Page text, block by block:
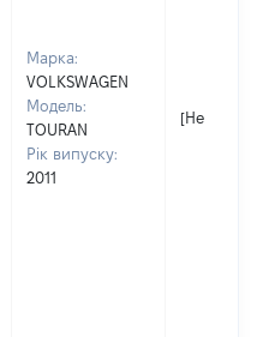
Марка:
VOLKSWAGEN
Модель:
TOURAN
Рік випуску:
2011
[Не